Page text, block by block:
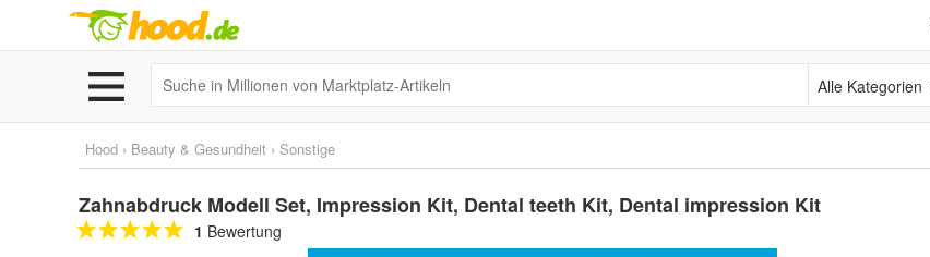
Alle Kategorien
Hood › Beauty & Gesundheit › Sonstige
Zahnabdruck Modell Set, Impression Kit, Dental teeth Kit, Dental impression Kit
1 Bewertung